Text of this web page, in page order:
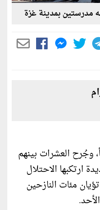
مدرستين بمدينة غزة
من 30 مواطناً، وجُرح العشرات بينهم
ارتكبها الاحتلال
مئات النازحين